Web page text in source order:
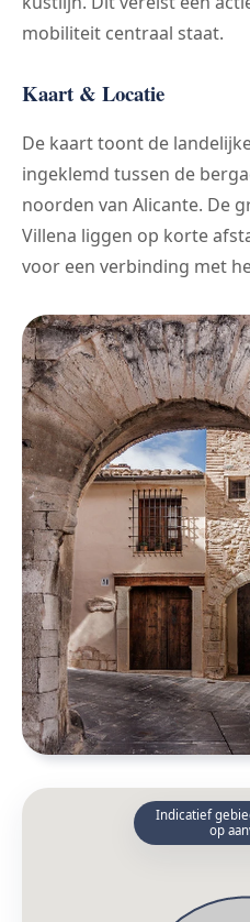
mobiliteit centraal staat.
Kaart & Locatie
De kaart toont de
ingeklemd tussen de
noorden van Alicante. De
Villena liggen op korte
voor een verbinding met
Indicatief
op